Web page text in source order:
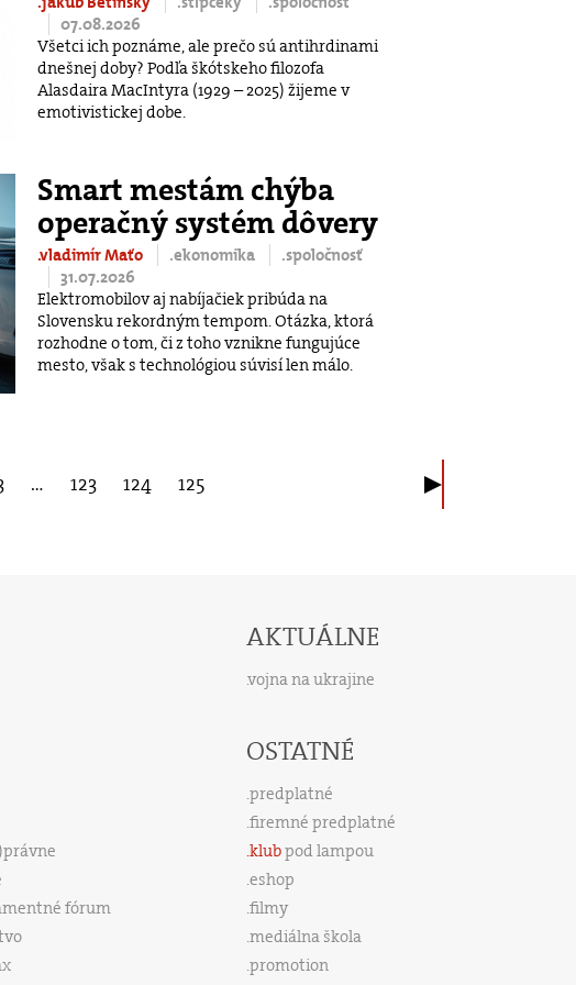
07.08.2026
Všetci ich poznáme, ale prečo sú antihrdinami
dnešnej doby? Podľa škótskeho filozofa
Alasdaira MacIntyra (1929 – 2025) žijeme v
emotivistickej dobe.
Smart mestám chýba
operačný systém dôvery
.vladimír Maťo .ekonomika
.spoločnosť
31.07.2026
Elektromobilov aj nabíjačiek pribúda na
Slovensku rekordným tempom. Otázka, ktorá
rozhodne o tom, či z toho vznikne fungujúce
mesto, však s technológiou súvisí len málo.
… 123 124 125
fórum
AKTUÁLNE
vojna na ukrajine
OSTATNÉ
predplatné
firemné predplatné
klubpod lampou
eshop
filmy
mediálna škola
promotion